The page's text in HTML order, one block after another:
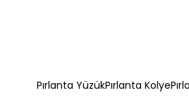
Pırlanta YüzükPırlanta Kolye